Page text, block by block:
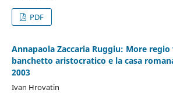
PDF
Annapaola Zaccaria Ruggiu: More
banchetto aristocratico e la casa
2003
Ivan Hrovatin